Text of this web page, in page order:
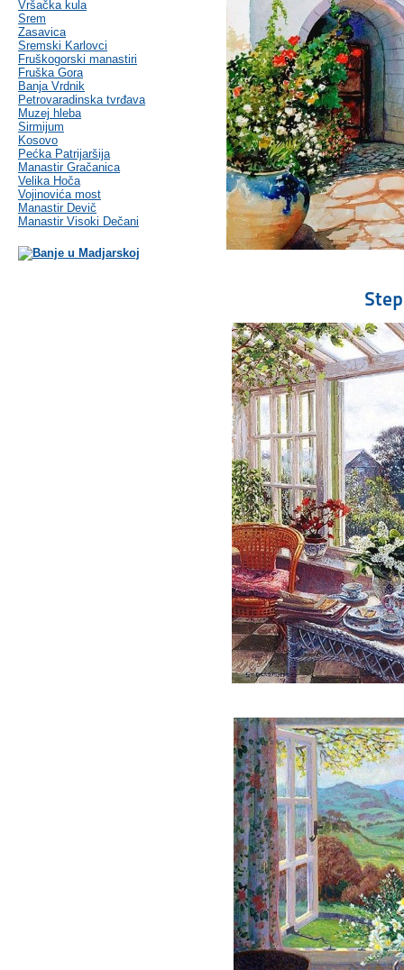
Vršačka kula
Srem
Zasavica
Sremski Karlovci
Fruškogorski manastiri
Fruška Gora
Banja Vrdnik
Petrovaradinska tvrđava
Muzej hleba
Sirmijum
Kosovo
Pećka Patrijaršija
Manastir Gračanica
Velika Hoča
Vojinovića most
Manastir Devič
Manastir Visoki Dečani